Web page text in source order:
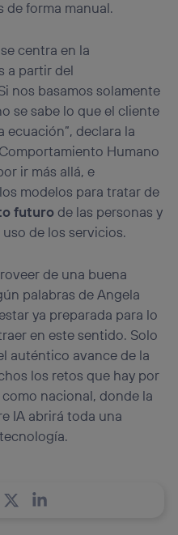
de forma manual.
centra en la
a partir del
nos basamos solamente
se sabe lo que el cliente
ecuación”, declara la
Humano
ir más allá, e
modelos para tratar de
futurode las personas y
de los servicios.
de una buena
palabras de Angela
ya preparada para lo
en este sentido. Solo
auténtico avance de la
los retos que hay por
nacional, donde la
IA abrirá toda una